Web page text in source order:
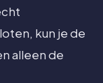
kun je de
alleen de